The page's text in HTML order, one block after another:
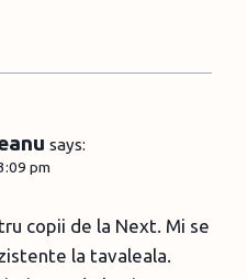
says:
pm
copii de la Next. Mi se
la tavaleala.